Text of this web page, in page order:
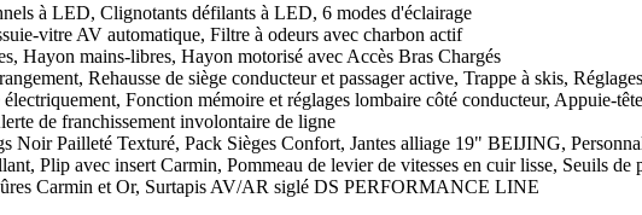
à LED, Clignotants défilants à LED, 6 modes d'éclairage
vitre AV automatique, Filtre à odeurs avec charbon actif
Hayon mains-libres, Hayon motorisé avec Accès Bras Chargés
Rehausse de siège conducteur et passager active, Trappe à skis,
Fonction mémoire et réglages lombaire côté conducteur, Appuie-
de franchissement involontaire de ligne
Pailleté Texturé, Pack Sièges Confort, Jantes alliage 19" BEIJING,
Plip avec insert Carmin, Pommeau de levier de vitesses en cuir lisse, Seuils
Carmin et Or, Surtapis AV/AR siglé DS PERFORMANCE LINE